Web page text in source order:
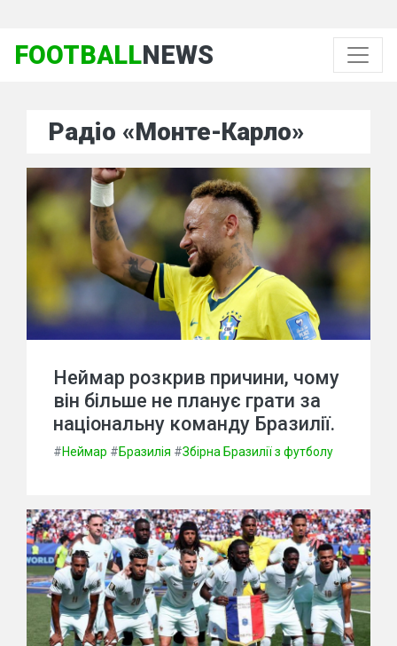
FOOTBALLNEWS
Радіо «Монте-Карло»
Неймар розкрив причини, чому
він більше не планує грати за
національну команду Бразилії.
#Неймар #Бразилія #Збірна Бразилії з футболу